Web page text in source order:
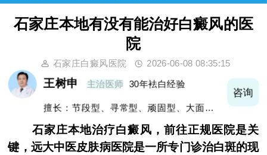
石家庄本地有没有能治好白癜风的医
院
石家庄白癜风医院 2026-06-08 08:35:15
王树申 主治医师 30年袪白经验
擅长：节段型、寻常型、顽固型、大面积白
咨询
石家庄本地治疗白癜风，前往正规医院是关
键，远大中医皮肤病医院是一所专门诊治白斑的现